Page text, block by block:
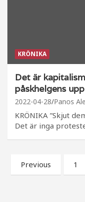
KRÖNIKA
Det är
påskhelgens
2022-04-28 Panos
KRÖNIKA ”Skjut
Det är inga
Sidnumrering
för
Previous 1